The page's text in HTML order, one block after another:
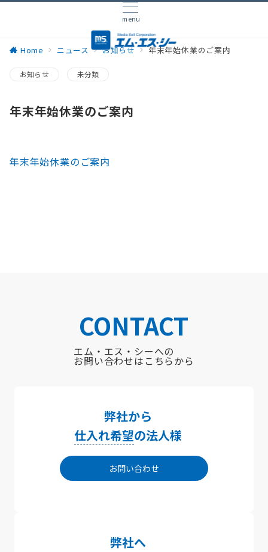
menu
Home ニュース お知らせ 年末年始休業のご案内
お知らせ 未分類
年末年始休業のご案内
年末年始休業のご案内
CONTACT
エム・エス・シーへの
お問い合わせはこちらから
弊社から
仕入れ希望の法人様
お問い合わせ
弊社へ